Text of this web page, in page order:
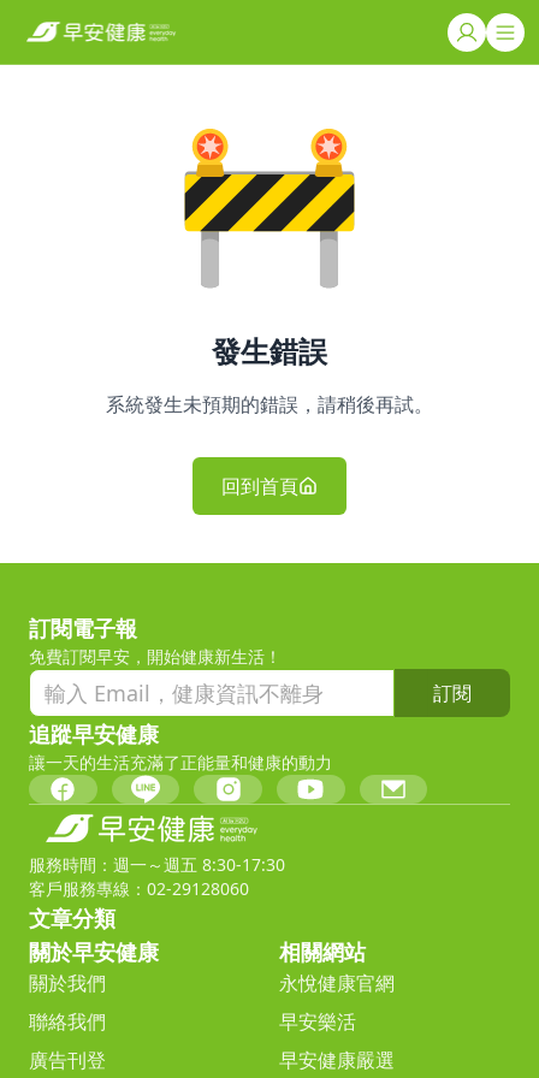
發生錯誤
系統發生未預期的錯誤，請稍後再試。
回到首頁
訂閱電子報
免費訂閱早安，開始健康新生活！
訂閱
追蹤早安健康
讓一天的生活充滿了正能量和健康的動力
服務時間：週一～週五 8:30-17:30
客戶服務專線：02-29128060
文章分類
關於早安健康
關於我們
聯絡我們
廣告刊登
相關網站
永悅健康官網
早安樂活
早安健康嚴選